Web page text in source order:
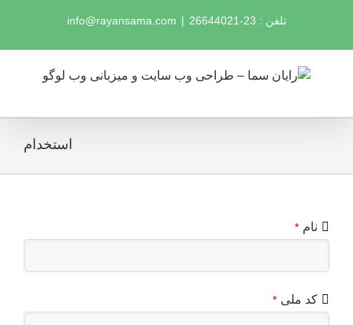
تلفن : 23-26644021 |
info@rayansama.com
استخدام
Business
Email
نام *
کد ملی *